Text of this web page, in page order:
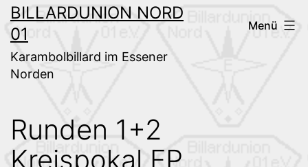
Zum
Inhalt
springen
BILLARDUNION NORD
01
Karambolbillard im Essener
Norden
Menü
Runden 1+2
Kreispokal FP